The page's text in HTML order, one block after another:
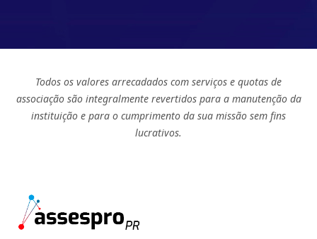
Todos os valores arrecadados com serviços e quotas de
associação são integralmente revertidos para a manutenção da
instituição e para o cumprimento da sua missão sem fins
lucrativos.